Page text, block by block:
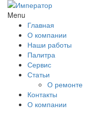
Menu
Главная
О компании
Наши работы
Палитра
Сервис
Статьи
О ремонте
Контакты
О компании